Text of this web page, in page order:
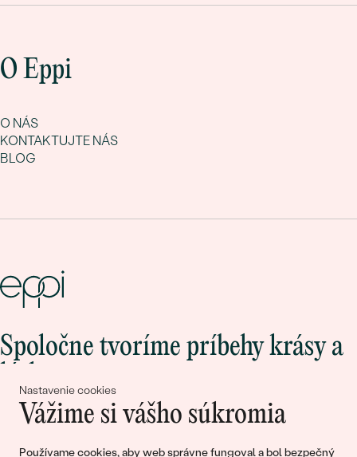
Nastavenie cookies
Vážime si vášho súkromia
Používame cookies, aby web správne fungoval a bol bezpečný
O Eppi
O NÁS
KONTAKTUJTE NÁS
BLOG
Spoločne tvoríme príbehy krásy a
Pripojte sa k nám!